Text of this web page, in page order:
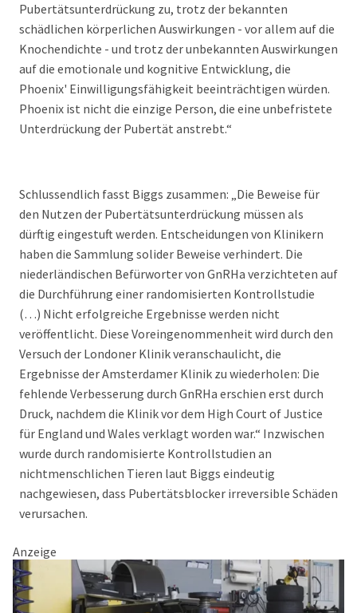
Pubertätsunterdrückung zu, trotz der bekannten
schädlichen körperlichen Auswirkungen - vor allem auf die
Knochendichte - und trotz der unbekannten Auswirkungen
auf die emotionale und kognitive Entwicklung, die
Phoenix' Einwilligungsfähigkeit beeinträchtigen würden.
Phoenix ist nicht die einzige Person, die eine unbefristete
Unterdrückung der Pubertät anstrebt.“
Schlussendlich fasst Biggs zusammen: „Die Beweise für
den Nutzen der Pubertätsunterdrückung müssen als
dürftig eingestuft werden. Entscheidungen von Klinikern
haben die Sammlung solider Beweise verhindert. Die
niederländischen Befürworter von GnRHa verzichteten auf
die Durchführung einer randomisierten Kontrollstudie
(…) Nicht erfolgreiche Ergebnisse werden nicht
veröffentlicht. Diese Voreingenommenheit wird durch den
Versuch der Londoner Klinik veranschaulicht, die
Ergebnisse der Amsterdamer Klinik zu wiederholen: Die
fehlende Verbesserung durch GnRHa erschien erst durch
Druck, nachdem die Klinik vor dem High Court of Justice
für England und Wales verklagt worden war.“ Inzwischen
wurde durch randomisierte Kontrollstudien an
nichtmenschlichen Tieren laut Biggs eindeutig
nachgewiesen, dass Pubertätsblocker irreversible Schäden
verursachen.
Anzeige